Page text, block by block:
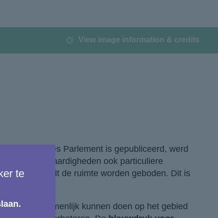
View image information & credits
het Europees Parlement is gepubliceerd, werd
vaardigheden ook particuliere
gegevens uit de ruimte worden geboden. Dit is
wat zij gezamenlijk kunnen doen op het gebied
te